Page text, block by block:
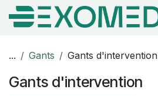
Se rendre au contenu
... Gants Gants d'intervention
Gants d'intervention